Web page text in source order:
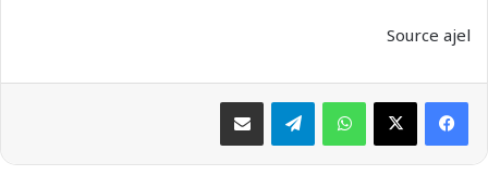
Source ajel
واتسابتيلقرام مشاركة عبر البريد